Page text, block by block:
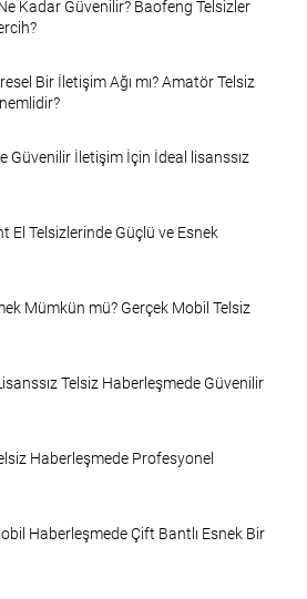
Kadar Güvenilir? Baofeng Telsizler
Bir İletişim Ağı mı? Amatör Telsiz
Güvenilir İletişim İçin İdeal lisanssız
El Telsizlerinde Güçlü ve Esnek
Mümkün mü? Gerçek Mobil Telsiz
Telsiz Haberleşmede Güvenilir
Haberleşmede Profesyonel
Haberleşmede Çift Bantlı Esnek Bir